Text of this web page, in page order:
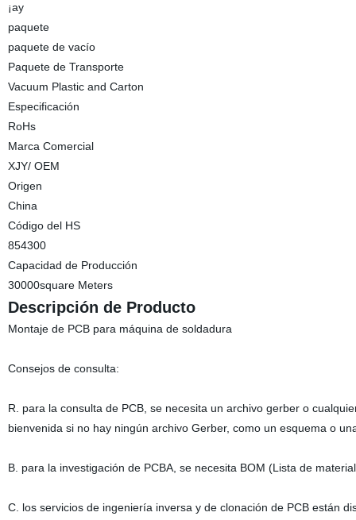
¡ay
paquete
paquete de vacío
Paquete de Transporte
Vacuum Plastic and Carton
Especificación
RoHs
Marca Comercial
XJY/ OEM
Origen
China
Código del HS
854300
Capacidad de Producción
30000square Meters
Descripción de Producto
Montaje de PCB para máquina de soldadura
Consejos de consulta:
R. para la consulta de PCB, se necesita un archivo gerber o
bienvenida si no hay ningún archivo Gerber, como un esquema o
B. para la investigación de PCBA, se necesita BOM (Lista de
C. los servicios de ingeniería inversa y de clonación de PCB están